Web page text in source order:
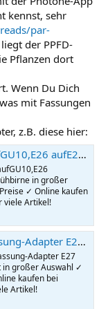
kennst, sehr
par-
der PPFD-
Pflanzen dort
Wenn Du Dich
mit Fassungen
z.B. diese hier:
Stecker Glühbirne | eBay.de
in großer
✓ Online kaufen
viele Artikel!
mit 4026397541014 | eBay.de
Adapter E27
in großer Auswahl ✓
kaufen bei
Artikel!